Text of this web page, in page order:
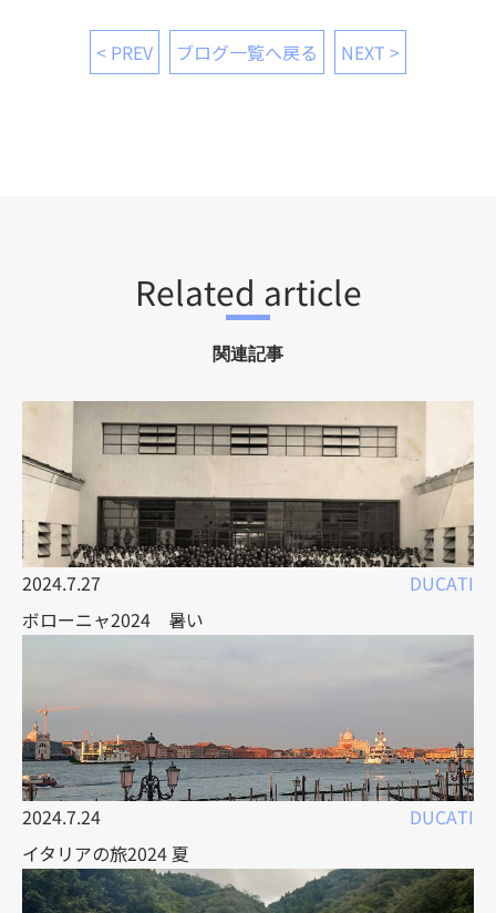
< PREV ブログ一覧へ戻る NEXT >
Related article
関連記事
2024.7.27
DUCATI
ボローニャ2024 暑い
2024.7.24
DUCATI
イタリアの旅2024 夏